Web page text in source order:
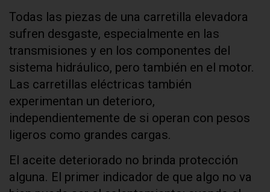
Todas las piezas de una carretilla elevadora
sufren desgaste, especialmente en las
transmisiones y en los componentes del
sistema hidráulico, pero también en el motor.
Las carretillas eléctricas también
experimentan un deterioro,
independientemente de si operan con pesos
ligeros como grandes cargas.
El aceite deteriorado no brinda protección
alguna. El primer indicador de que algo no va